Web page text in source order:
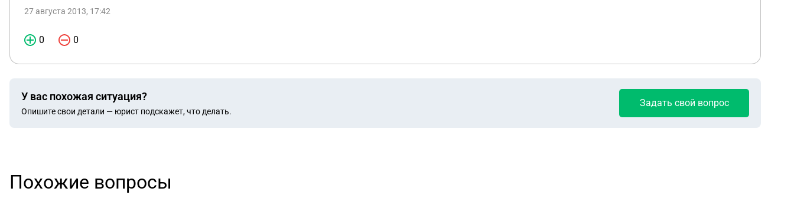
27 августа 2013, 17:42
0 0
У вас похожая ситуация?
Опишите свои детали — юрист подскажет, что делать.
Задать свой вопрос
Похожие вопросы